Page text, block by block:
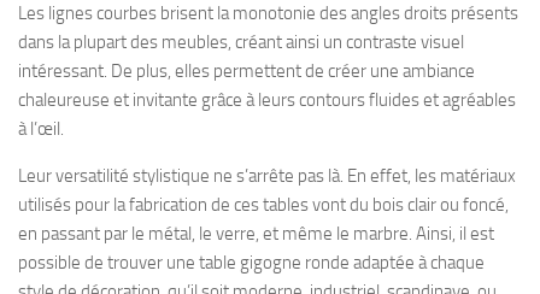
Les lignes courbes brisent la monotonie des angles droits présents
dans la plupart des meubles, créant ainsi un contraste visuel
intéressant. De plus, elles permettent de créer une ambiance
chaleureuse et invitante grâce à leurs contours fluides et agréables
à l’œil.
Leur versatilité stylistique ne s’arrête pas là. En effet, les matériaux
utilisés pour la fabrication de ces tables vont du bois clair ou foncé,
en passant par le métal, le verre, et même le marbre. Ainsi, il est
possible de trouver une table gigogne ronde adaptée à chaque